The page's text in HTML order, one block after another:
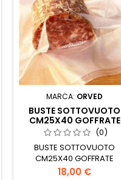
MARCA: ORVED
BUSTE SOTTOVUOTO
CM25X40 GOFFRATE
(CONF.100PZ)
(0)
BUSTE SOTTOVUOTO
CM25X40 GOFFRATE
(CONF.100PZ)
Prezzo
18,00 €